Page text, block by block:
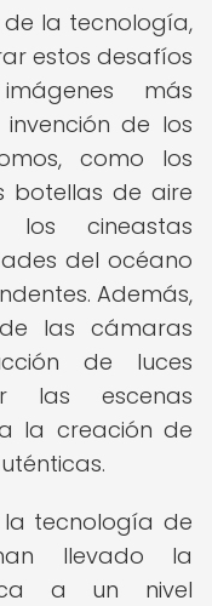
la tecnología,
estos desafíos
más
de los
como los
botellas de aire
los cineastas
del océano
Además,
las cámaras
de luces
las escenas
la creación de
tecnología de
llevado la
a un nivel